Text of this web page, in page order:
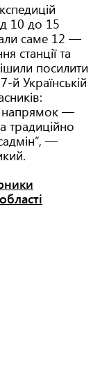
10 до 15
саме 12 —
станції та
посилити
й Українській
напрямок —
традиційно
—